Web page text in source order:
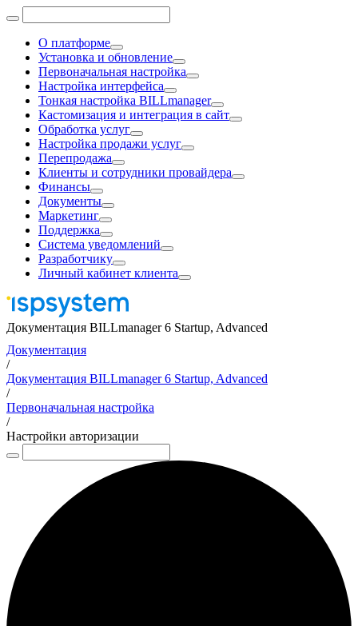
О платформе
Установка и обновление
Первоначальная настройка
Настройка интерфейса
Тонкая настройка BILLmanager
Кастомизация и интеграция в сайт
Обработка услуг
Настройка продажи услуг
Перепродажа
Клиенты и сотрудники провайдера
Финансы
Документы
Маркетинг
Поддержка
Система уведомлений
Разработчику
Личный кабинет клиента
Документация BILLmanager 6 Startup, Advanced
Документация
/
Документация BILLmanager 6 Startup, Advanced
/
Первоначальная настройка
/
Настройки авторизации